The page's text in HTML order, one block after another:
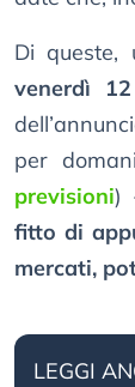
Di queste,
venerdì
per
previsioni)
fitto di
mercati,
LEGGI